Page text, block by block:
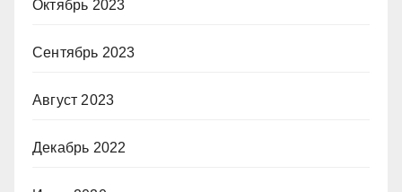
Октябрь 2023
Сентябрь 2023
Август 2023
Декабрь 2022